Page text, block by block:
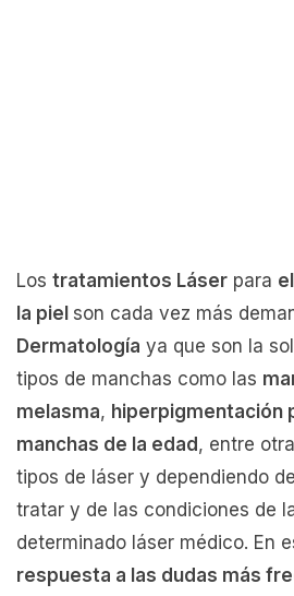
Los tratamientos Láser para
la piel son cada vez más
Dermatología ya que son la
tipos de manchas como las
melasma, hiperpigmentación
manchas de la edad , entre
tipos de láser y dependiendo
tratar y de las condiciones de
determinado láser médico. En
respuesta a las dudas más